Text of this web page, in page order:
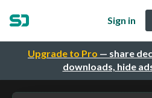
Upgrade to Pro — share
downloads, hide
Sign in